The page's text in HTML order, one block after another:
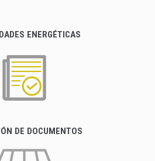
ENERGÉTICAS
DE DOCUMENTOS